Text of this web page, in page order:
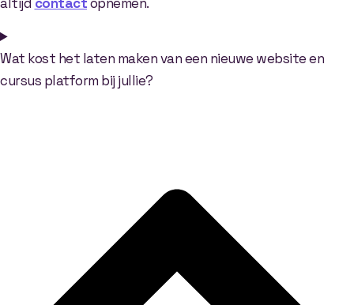
Wat kost het laten maken van een nieuwe website en
cursus platform bij jullie?